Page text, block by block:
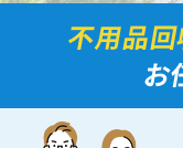
不用品
お